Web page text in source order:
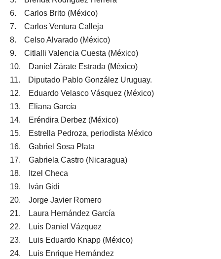
6. Carlos Brito (México)
7. Carlos Ventura Calleja
8. Celso Alvarado (México)
9. Citlalli Valencia Cuesta (México)
10. Daniel Zárate Estrada (México)
11. Diputado Pablo González Uruguay.
12. Eduardo Velasco Vásquez (México)
13. Eliana García
14. Eréndira Derbez (México)
15. Estrella Pedroza, periodista México
16. Gabriel Sosa Plata
17. Gabriela Castro (Nicaragua)
18. Itzel Checa
19. Iván Gidi
20. Jorge Javier Romero
21. Laura Hernández García
22. Luis Daniel Vázquez
23. Luis Eduardo Knapp (México)
24. Luis Enrique Hernández